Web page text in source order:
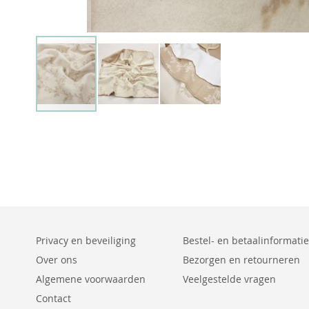
Privacy en beveiliging
Over ons
Algemene voorwaarden
Contact
Bestel- en betaalinformatie
Bezorgen en retourneren
Veelgestelde vragen